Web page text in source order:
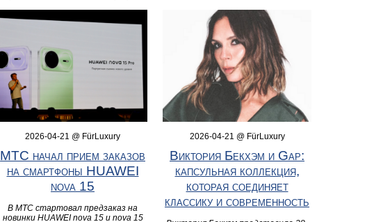
2026-04-21 @ FürLuxury
МТС начал прием заказов
на смартфоны HUAWEI
nova 15
В МТС стартовал предзаказ на
новинки HUAWEI nova 15 и nova 15
2026-04-21 @ FürLuxury
Виктория Бекхэм и Gap:
капсульная коллекция,
которая соединяет
классику и современность